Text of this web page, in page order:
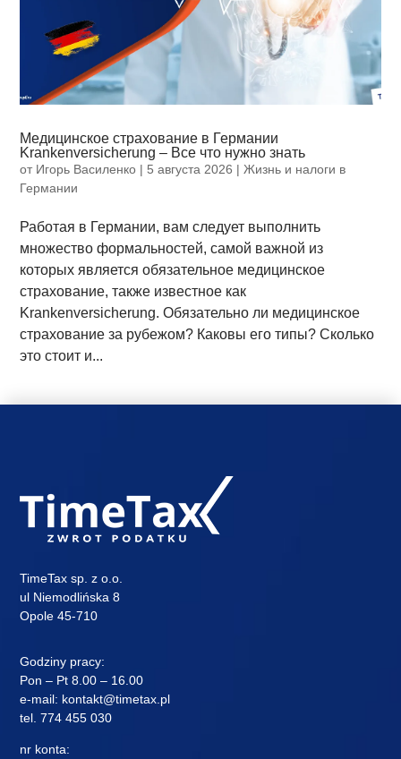
Медицинское страхование в Германии
Krankenversicherung – Все что нужно знать
от Игорь Василенко | 5 августа 2026 |Жизнь и налоги в
Германии
Работая в Германии, вам следует выполнить
множество формальностей, самой важной из
которых является обязательное медицинское
страхование, также известное как
Krankenversicherung. Обязательно ли медицинское
страхование за рубежом? Каковы его типы? Сколько
это стоит и...
TimeTax sp. z o.o.
ul Niemodlińska 8
Opole 45-710
Godziny pracy:
Pon – Pt 8.00 – 16.00
e-mail: kontakt@timetax.pl
tel.774 455 030
nr konta: